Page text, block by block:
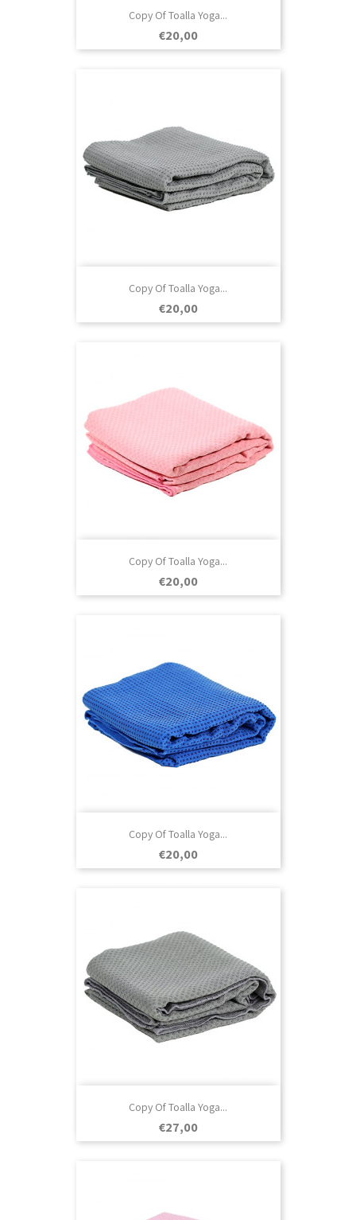
Copy Of Toalla Yoga...
Prezo
€20,00
Copy Of Toalla Yoga...
Prezo
€20,00
Copy Of Toalla Yoga...
Prezo
€20,00
Copy Of Toalla Yoga...
Prezo
€20,00
Copy Of Toalla Yoga...
Prezo
€27,00